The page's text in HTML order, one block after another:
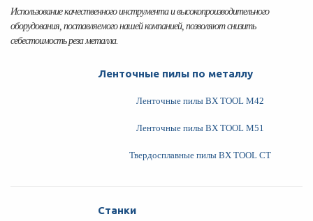
Использование качественного инструмента и высокопроизводительного
оборудования, поставляемого нашей компанией, позволяют снизить
себестоимость реза металла.
Ленточные пилы по металлу
Ленточные пилы BX TOOL M42
Ленточные пилы BX TOOL M51
Твердосплавные пилы BX TOOL CT
Станки